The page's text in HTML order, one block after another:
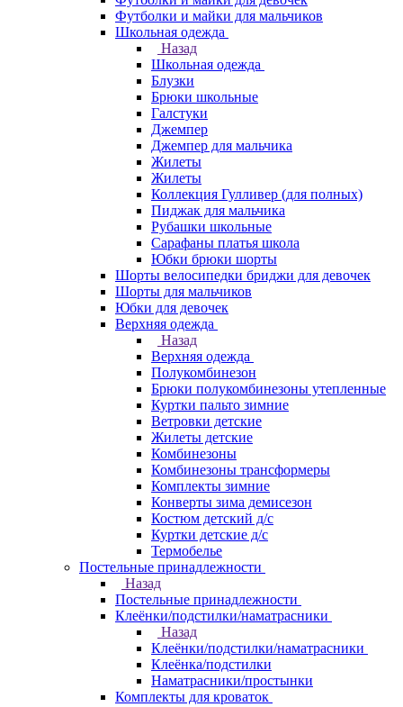
Футболки и майки для мальчиков
Школьная одежда
Назад
Школьная одежда
Блузки
Брюки школьные
Галстуки
Джемпер
Джемпер для мальчика
Жилеты
Жилеты
Коллекция Гулливер (для полных)
Пиджак для мальчика
Рубашки школьные
Сарафаны платья школа
Юбки брюки шорты
Шорты велосипедки бриджи для девочек
Шорты для мальчиков
Юбки для девочек
Верхняя одежда
Назад
Верхняя одежда
Полукомбинезон
Брюки полукомбинезоны утепленные
Куртки пальто зимние
Ветровки детские
Жилеты детские
Комбинезоны
Комбинезоны трансформеры
Комплекты зимние
Конверты зима демисезон
Костюм детский д/с
Куртки детские д/с
Термобелье
Постельные принадлежности
Назад
Постельные принадлежности
Клеёнки/подстилки/наматрасники
Назад
Клеёнки/подстилки/наматрасники
Клеёнка/подстилки
Наматрасники/простынки
Комплекты для кроваток